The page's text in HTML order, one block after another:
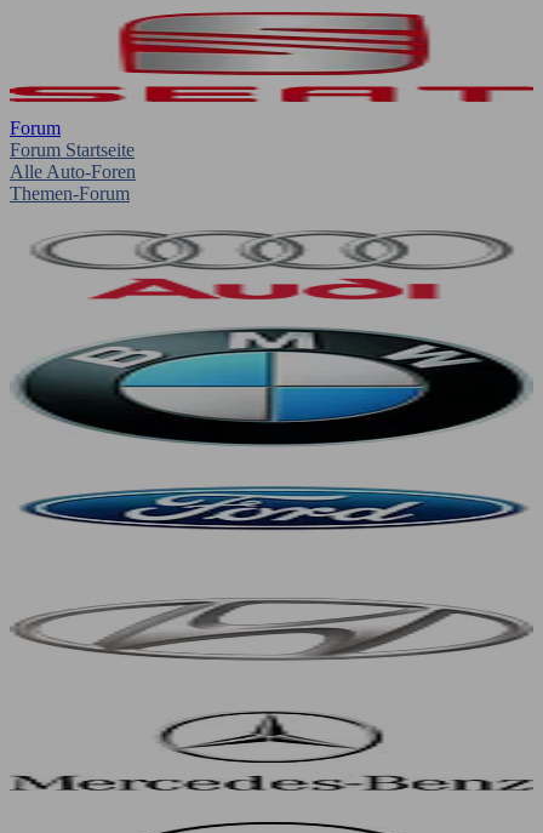
Forum
Forum Startseite
Alle Auto-Foren
Themen-Forum